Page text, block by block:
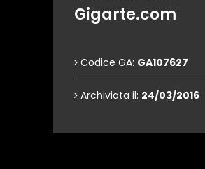
Gigarte.com
Codice GA: GA107627
Archiviata il: 24/03/2016